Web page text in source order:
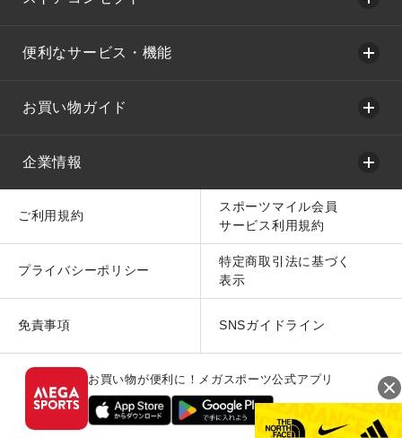
便利なサービス・機能
お買い物ガイド
企業情報
ご利用規約
スポーツマイル会員
サービス利用規約
プライバシーポリシー
特定商取引法に基づく
表示
免責事項 SNSガイドライン
お買い物が便利に！メガスポーツ公式アプリ